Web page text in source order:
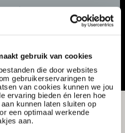
gebruik van cookies
die door websites
gebruikerservaringen te
van cookies kunnen we jou
ervaring bieden én leren hoe
kunnen laten sluiten op
een optimaal werkende
aan.